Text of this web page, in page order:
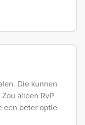
Die kunnen
alleen RvP
een beter optie